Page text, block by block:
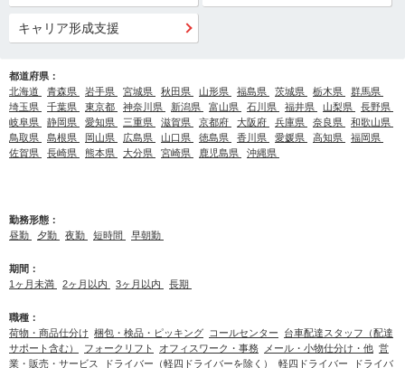
キャリア形成支援
都道府県：
北海道
青森県 岩手県 宮城県 秋田県 山形県 福島県 茨城県 栃木県
群馬県
埼玉県
千葉県 東京都 神奈川県 新潟県 富山県 石川県 福井県 山梨県
長野県
岐阜県
静岡県 愛知県 三重県 滋賀県 京都府 大阪府 兵庫県 奈良県
和歌山県
鳥取県
島根県 岡山県 広島県 山口県 徳島県 香川県 愛媛県 高知県
福岡県
佐賀県
長崎県 熊本県 大分県 宮崎県 鹿児島県 沖縄県
勤務形態：
昼勤
夕勤 夜勤 短時間 早朝勤
期間：
1ヶ月未満
2ヶ月以内 3ヶ月以内 長期
職種：
荷物・商品仕分け 梱包・検品・ピッキング コールセンター
台車配達スタッフ（配達
サポート含む）
フォークリフト オフィスワーク・事務 メール・小物仕分け・他 営
業・販売・サービス
ドライバー（軽四ドライバーを除く） 軽四ドライバー ドライバ